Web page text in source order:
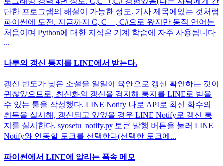
단한 프로그램의 해설이 가능한 정도. 기사 제목에있는 것처럼
파이썬에 도전. 지금까지 C, C++, C#으로 왔지만 동적 언어는
처음이며 Python에 대한 지식은 기계 학습에 자주 사용됩니다
...
나루의 갱신 통지를 LINE에서 받는다.
갱신 빈도가 낮은 소설을 일일이 육안으로 갱신 확인하는 것이
귀찮았으므로, 최신화의 갱신을 검지해 통지를 LINE로 받을
수 있는 툴을 작성했다. LINE Notify 나로 API로 최신 화수의
취득을 실시해, 갱신되고 있었을 경우 LINE Notify로 갱신 통
지를 실시한다. syosetu_notify.py 토큰 발행 버튼을 눌러 LINE
Notify와 연동할 토크를 선택한다(선택한 토크에...
파이썬에서 LINE에 알리는 폭속 메모